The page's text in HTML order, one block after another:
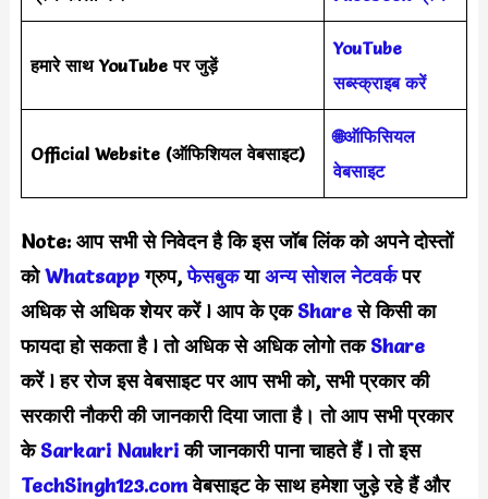
हमारे साथ YouTube पर जुड़ें
YouTube
सब्स्क्राइब करें
Official Website(ऑफिशियल वेबसाइट)
🌐ऑफिसियल
वेबसाइट
Note: आप सभी से निवेदन है कि इस जॉब लिंक को अपने दोस्तों
कोWhatsappग्रुप,फेसबुकयाअन्य सोशल नेटवर्कपर
अधिक से अधिक शेयर करेंl आप के एकShareसे किसी का
फायदा हो सकता है lतो अधिक से अधिक लोगो तकShare
करें lहर रोज इस वेबसाइट पर आप सभी को, सभी प्रकार की
सरकारी नौकरी की जानकारी दिया जाता है। तो आप सभी प्रकार
केSarkari Naukriकी जानकारी पाना चाहते हैंlतो इस
TechSingh123.comवेबसाइट के साथ हमेशा जुड़े रहे हैं और